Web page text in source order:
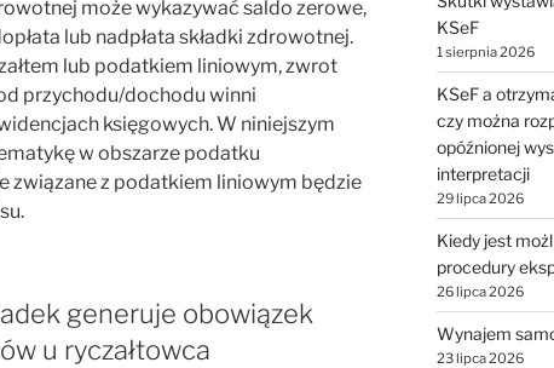
może wykazywać saldo zerowe,
lub nadpłata składki zdrowotnej.
lub podatkiem liniowym, zwrot
przychodu/dochodu winni
księgowych. W niniejszym
w obszarze podatku
związane z podatkiem liniowym będzie
generuje obowiązek
u ryczałtowca
KSeF
1 sierpnia 2026
KSeF a
czy można
opóźnionej
interpretacji
29 lipca 2026
Kiedy jest
procedury
26 lipca 2026
Wynajem
23 lipca 2026